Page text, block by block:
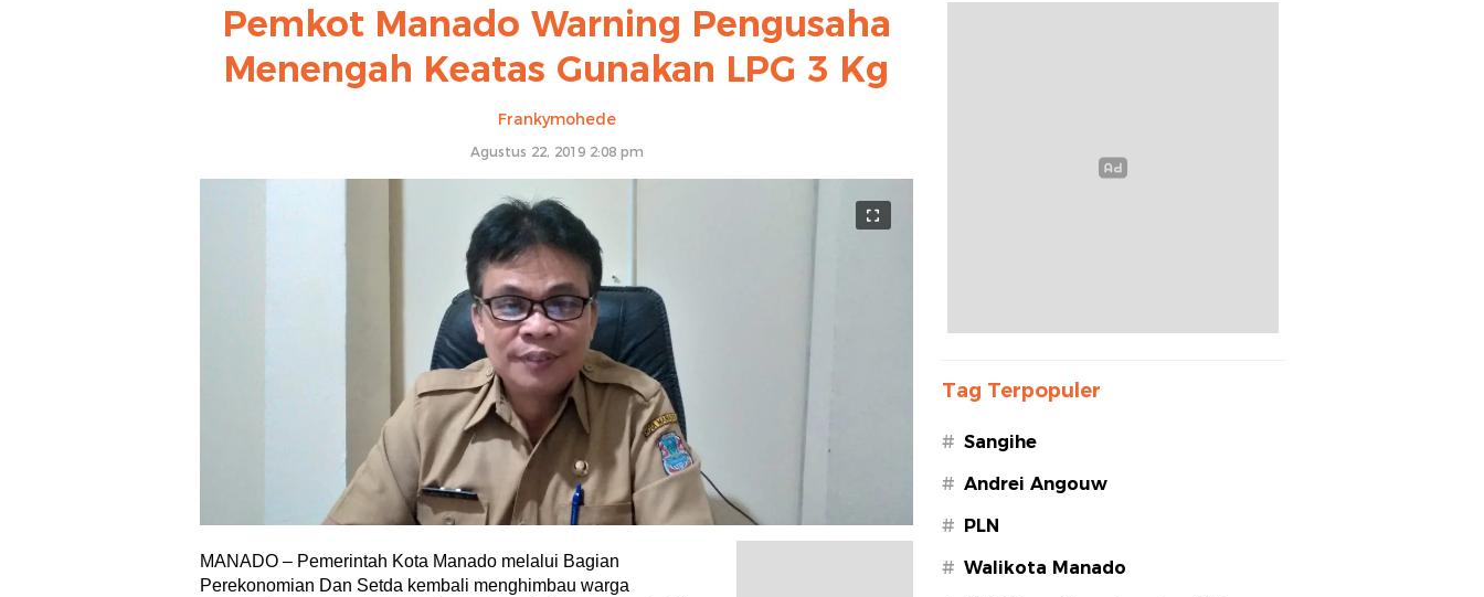
Pemkot Manado Warning Pengusaha
Menengah Keatas Gunakan LPG 3 Kg
Frankymohede
Agustus 22, 2019 2:08 pm
MANADO – Pemerintah Kota Manado melalui Bagian
Perekonomian Dan Setda kembali menghimbau warga
Tag Terpopuler
# Sangihe
# Andrei Angouw
# PLN
# Walikota Manado